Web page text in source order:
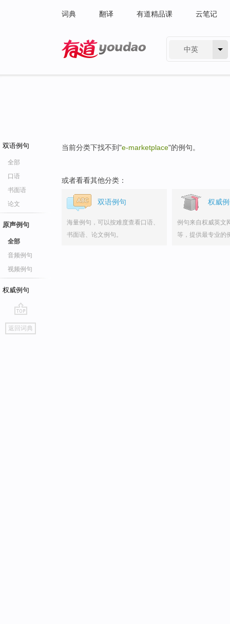
词典 翻译 有道精品课 云笔记
中英
双语例句
全部
口语
书面语
论文
原声例句
全部
音频例句
视频例句
权威例句
go
top
返回词典
当前分类下找不到"e-marketplace"的例句。
或者看看其他分类：
双语例句
海量例句，可以按难度查看口语、
书面语、论文例句。
权威
例句来自权威英文
等，提供最专业的